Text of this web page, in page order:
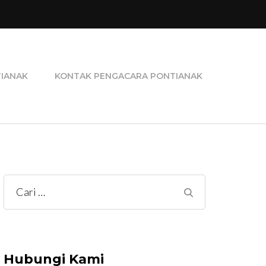
KONTAK PENGACARA PONTIANAK
Cari
untuk:
Hubungi Kami